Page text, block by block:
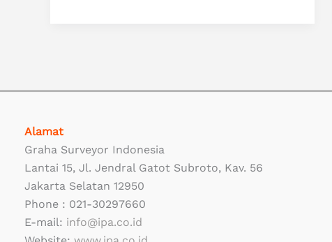
Alamat
Graha Surveyor Indonesia
Lantai 15, Jl. Jendral Gatot Subroto, Kav. 56
Jakarta Selatan 12950
Phone : 021-30297660
E-mail: info@ipa.co.id